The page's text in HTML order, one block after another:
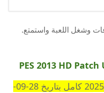
PES 2013 HD
📢جديد❗ بيس 2013 باتش 2025 كامل بتاريخ 28-09-